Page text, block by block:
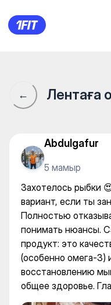
← Лентаға
Abdulgafur
5 мамыр
Захотелось рыбки
вариант, если ты
Полностью
понимать нюансы.
продукт: это
(особенно омега-3)
восстановлению
общее здоровье.